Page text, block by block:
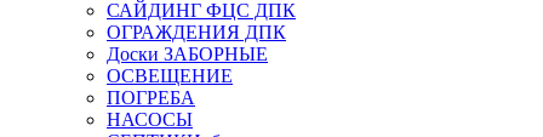
САЙДИНГ ФЦС ДПК
ОГРАЖДЕНИЯ ДПК
Доски ЗАБОРНЫЕ
ОСВЕЩЕНИЕ
ПОГРЕБА
НАСОСЫ